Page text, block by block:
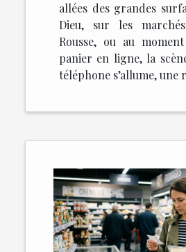
allées des grandes
Dieu, sur les
Rousse, ou au
panier en ligne, la
téléphone s’allume, une